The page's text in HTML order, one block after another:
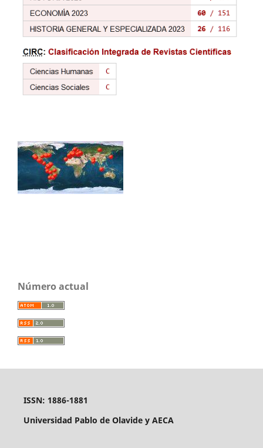
Número actual
ISSN: 1886-1881
Universidad Pablo de Olavide y AECA